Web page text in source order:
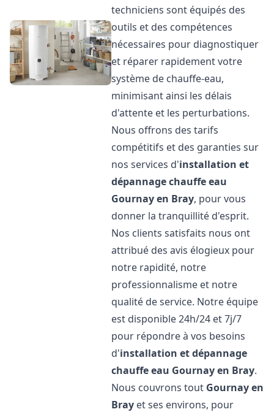
techniciens sont équipés des
outils et des compétences
nécessaires pour diagnostiquer
et réparer rapidement votre
système de chauffe-eau,
minimisant ainsi les délais
d'attente et les perturbations.
Nous offrons des tarifs
compétitifs et des garanties sur
nos services d'installation et
dépannage chauffe eau
Gournay en Bray, pour vous
donner la tranquillité d'esprit.
Nos clients satisfaits nous ont
attribué des avis élogieux pour
notre rapidité, notre
professionnalisme et notre
qualité de service. Notre équipe
est disponible 24h/24 et 7j/7
pour répondre à vos besoins
d'installation et dépannage
chauffe eau Gournay en Bray.
Nous couvrons tout Gournay en
Bray et ses environs, pour